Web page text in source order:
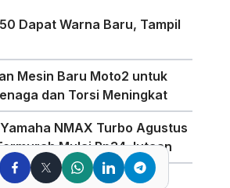
Dapat Warna Baru, Tampil
Mesin Baru Moto2 untuk
dan Torsi Meningkat
NMAX Turbo Agustus
Mulai Rp34 Jutaan
Luncurkan Speed Twin